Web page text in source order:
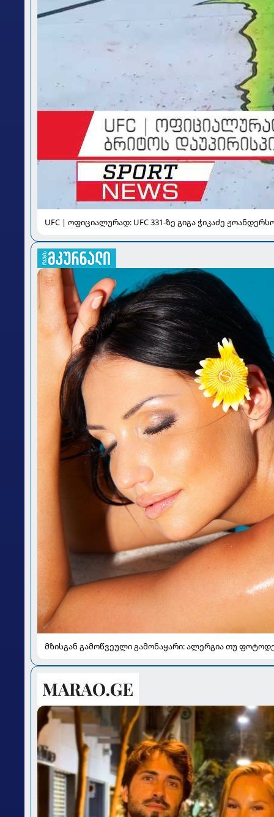
UFC | ოფიციალურად: UFC 331-ზე გიგა ჭიკაძე
მზისგან გამოწვეული გამონაყარი: ალერგია თუ